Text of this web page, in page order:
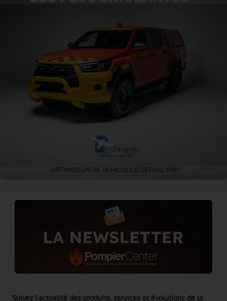
Suivez l'actualité des produits, services et évolutions de la